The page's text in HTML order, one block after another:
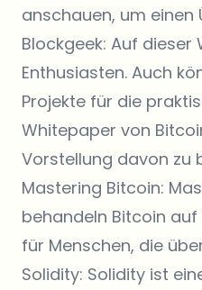
anschauen, um einen
Blockgeek: Auf dieser
Enthusiasten. Auch
Projekte für die
Whitepaper von
Vorstellung davon zu
Mastering Bitcoin:
behandeln Bitcoin
für Menschen, die
Solidity: Solidity ist